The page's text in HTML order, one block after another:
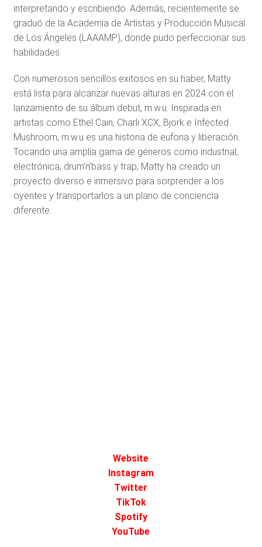
interpretando y escribiendo. Además, recientemente se
graduó de la Academia de Artistas y Producción Musical
de Los Ángeles (LAAAMP), donde pudo perfeccionar sus
habilidades.
Con numerosos sencillos exitosos en su haber, Matty
está lista para alcanzar nuevas alturas en 2024 con el
lanzamiento de su álbum debut, m.w.u. Inspirada en
artistas como Ethel Cain, Charli XCX, Bjork e Infected
Mushroom, m.w.u es una historia de euforia y liberación.
Tocando una amplia gama de géneros como industrial,
electrónica, drum’n’bass y trap, Matty ha creado un
proyecto diverso e inmersivo para sorprender a los
oyentes y transportarlos a un plano de conciencia
diferente.
Website
Instagram
Twitter
TikTok
Spotify
YouTube